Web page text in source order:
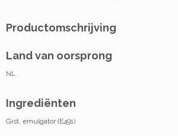
Productomschrijving
Land van oorsprong
NL
Ingrediënten
Gist, emulgator (E491)